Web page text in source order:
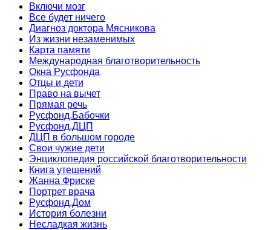
Включи мозг
Все будет ничего
Диагноз доктора Мясникова
Из жизни незаменимых
Карта памяти
Международная благотворительность
Окна Русфонда
Отцы и дети
Право на вычет
Прямая речь
Русфонд.Бабочки
Русфонд.ДЦП
ДЦП в большом городе
Свои чужие дети
Энциклопедия российской благотворительности
Книга утешений
Жанна Фриске
Портрет врача
Русфонд.Дом
История болезни
Несладкая жизнь